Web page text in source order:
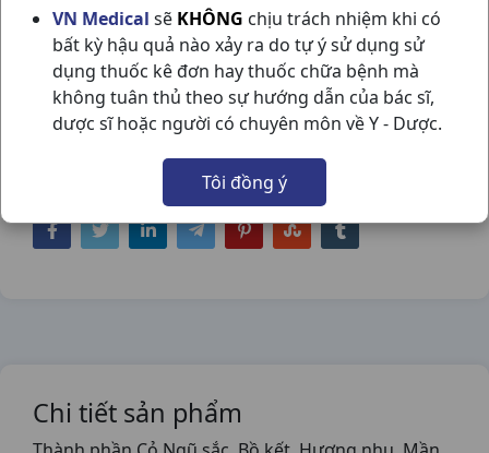
VN Medical sẽ KHÔNG chịu trách nhiệm khi có
bất kỳ hậu quả nào xảy ra do tự ý sử dụng sử
dụng thuốc kê đơn hay thuốc chữa bệnh mà
không tuân thủ theo sự hướng dẫn của bác sĩ,
dược sĩ hoặc người có chuyên môn về Y - Dược.
Tôi đồng ý
DẦU GỘI DL 7 HOA BƯỞI TÂY NÂU
C200ML THÁI DƯƠNG
NSX:Thái Dương
Nhóm hàng:
Hóa - Mỹ Phẩm,
Chia sẻ qua mạng xã hội:
Chi tiết sản phẩm